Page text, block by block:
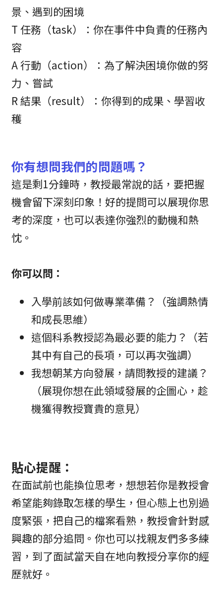
景、遇到的困境
T 任務（task）：你在事件中負責的任務內
容
A 行動（action）：為了解決困境你做的努
力、嘗試
R 結果（result）：你得到的成果、學習收
穫
你有想問我們的問題嗎？
這是剩1分鐘時，教授最常說的話，要把握
機會留下深刻印象！好的提問可以展現你思
考的深度，也可以表達你強烈的動機和熱
忱。
你可以問：
入學前該如何做專業準備？（強調熱情
和成長思維）
這個科系教授認為最必要的能力？（若
其中有自己的長項，可以再次強調）
我想朝某方向發展，請問教授的建議？
（展現你想在此領域發展的企圖心，趁
機獲得教授寶貴的意見）
貼心提醒：
在面試前也能換位思考，想想若你是教授會
希望能夠錄取怎樣的學生，但心態上也別過
度緊張，把自己的檔案看熟，教授會針對感
興趣的部分追問。你也可以找親友們多多練
習，到了面試當天自在地向教授分享你的經
歷就好。